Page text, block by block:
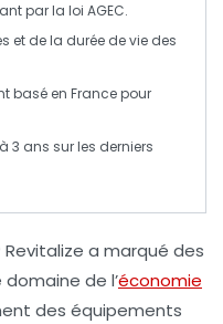
par la loi AGEC.
et de la durée de vie des
basé en Francepour
3 ans sur les derniers
Revitalize a marqué des
de l’économie
des équipements